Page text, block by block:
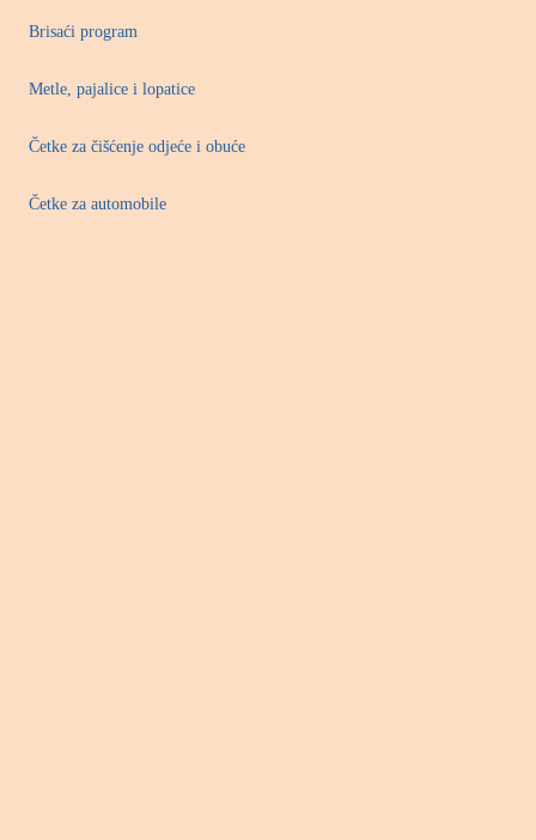
Brisaći program
Metle, pajalice i lopatice
Četke za čišćenje odjeće i obuće
Četke za automobile